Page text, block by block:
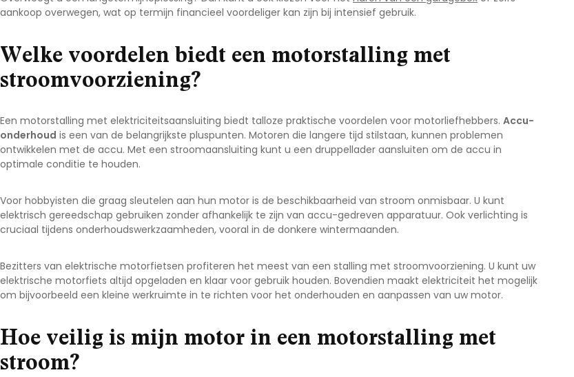
aankoop overwegen, wat op termijn financieel voordeliger kan zijn bij intensief gebruik.
Welke voordelen biedt een motorstalling met
stroomvoorziening?
Een motorstalling met elektriciteitsaansluiting biedt talloze praktische voordelen voor motorliefhebbers. Accu-
onderhoud is een van de belangrijkste pluspunten. Motoren die langere tijd stilstaan, kunnen problemen
ontwikkelen met de accu. Met een stroomaansluiting kunt u een druppellader aansluiten om de accu in
optimale conditie te houden.
Voor hobbyisten die graag sleutelen aan hun motor is de beschikbaarheid van stroom onmisbaar. U kunt
elektrisch gereedschap gebruiken zonder afhankelijk te zijn van accu-gedreven apparatuur. Ook verlichting is
cruciaal tijdens onderhoudswerkzaamheden, vooral in de donkere wintermaanden.
Bezitters van elektrische motorfietsen profiteren het meest van een stalling met stroomvoorziening. U kunt uw
elektrische motorfiets altijd opgeladen en klaar voor gebruik houden. Bovendien maakt elektriciteit het mogelijk
om bijvoorbeeld een kleine werkruimte in te richten voor het onderhouden en aanpassen van uw motor.
Hoe veilig is mijn motor in een motorstalling met
stroom?